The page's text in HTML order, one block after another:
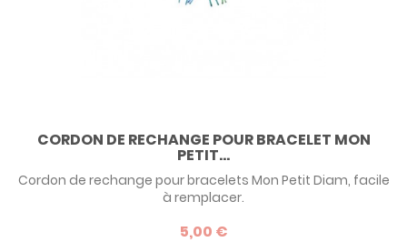
CORDON DE RECHANGE POUR BRACELET MON
PETIT...
Cordon de rechange pour bracelets Mon Petit Diam, facile
à remplacer.
5,00 €